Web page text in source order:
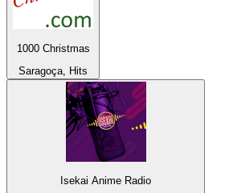
1000 Christmas
Saragoça, Hits
Isekai Anime Radio